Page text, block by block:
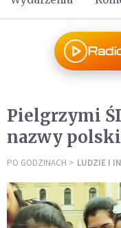
Pielgrzymi
nazwy
PO GODZINACH LUDZIE I